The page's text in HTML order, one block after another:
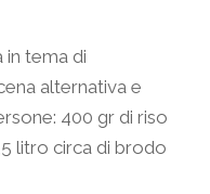
in tema di
alternativa e
400 gr di riso
litro circa di brodo